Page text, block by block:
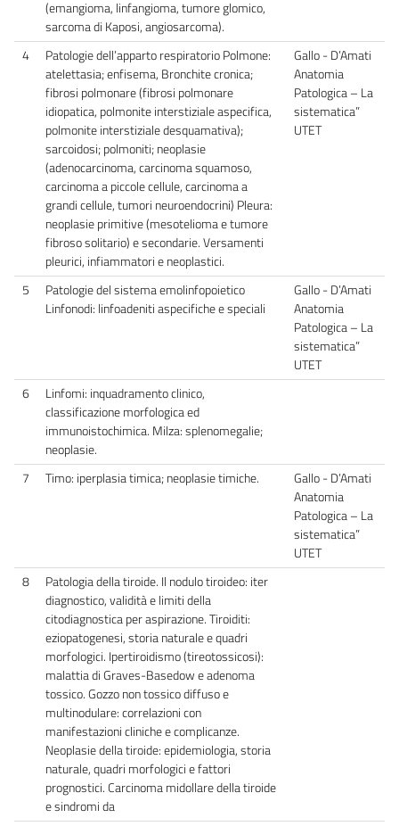
(emangioma, linfangioma, tumore glomico,
sarcoma di Kaposi, angiosarcoma).
4
Patologie dell’apparto respiratorio Polmone:
atelettasia; enfisema, Bronchite cronica;
fibrosi polmonare (fibrosi polmonare
idiopatica, polmonite interstiziale aspecifica,
polmonite interstiziale desquamativa);
sarcoidosi; polmoniti; neoplasie
(adenocarcinoma, carcinoma squamoso,
carcinoma a piccole cellule, carcinoma a
grandi cellule, tumori neuroendocrini) Pleura:
neoplasie primitive (mesotelioma e tumore
fibroso solitario) e secondarie. Versamenti
pleurici, infiammatori e neoplastici.
Gallo - D’Amati
Anatomia
Patologica – La
sistematica”
UTET
5
Patologie del sistema emolinfopoietico
Linfonodi: linfoadeniti aspecifiche e speciali
Gallo - D’Amati
Anatomia
Patologica – La
sistematica”
UTET
6
Linfomi: inquadramento clinico,
classificazione morfologica ed
immunoistochimica. Milza: splenomegalie;
neoplasie.
7
Timo: iperplasia timica; neoplasie timiche.
Gallo - D’Amati
Anatomia
Patologica – La
sistematica”
UTET
8
Patologia della tiroide. Il nodulo tiroideo: iter
diagnostico, validità e limiti della
citodiagnostica per aspirazione. Tiroiditi:
eziopatogenesi, storia naturale e quadri
morfologici. Ipertiroidismo (tireotossicosi):
malattia di Graves-Basedow e adenoma
tossico. Gozzo non tossico diffuso e
multinodulare: correlazioni con
manifestazioni cliniche e complicanze.
Neoplasie della tiroide: epidemiologia, storia
naturale, quadri morfologici e fattori
prognostici. Carcinoma midollare della tiroide
e sindromi da